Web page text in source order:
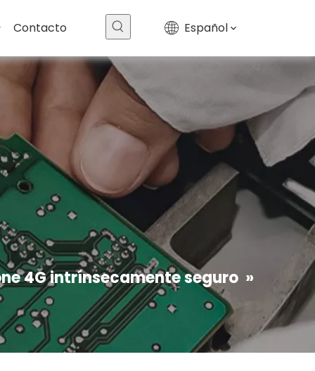
Contacto Español
4G intrínsecamente seguro »
0
Extreme_5G Pro
$0